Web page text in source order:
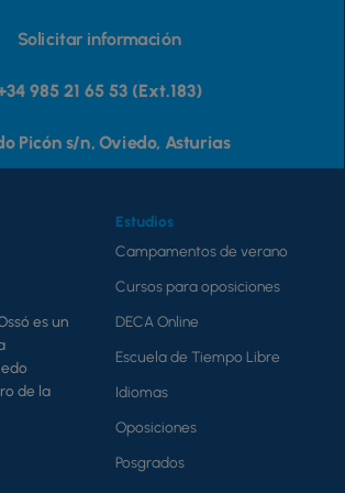
Solicitar información
985 21 65 53 (Ext.183)
Picón s/n, Oviedo, Asturias
es un
de la
Estudios
Campamentos de verano
Cursos para oposiciones
DECA Online
Escuela de Tiempo Libre
Idiomas
Oposiciones
Posgrados